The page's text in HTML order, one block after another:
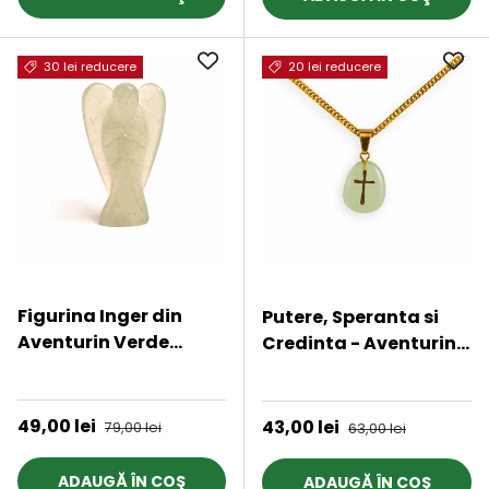
30 lei reducere
Figurina Inger din
Aventurin Verde
Calm Interior, 50-
55mm
Preț de vânzare
49,00 lei Preț obișnuit
79,00 lei
ADAUGĂ ÎN COŞ
20 lei reducere
Putere, Speranta si
Credinta - Aventurin
Preț de vânzare
43,00 lei Preț obișnuit
63,00 lei
ADAUGĂ ÎN COŞ